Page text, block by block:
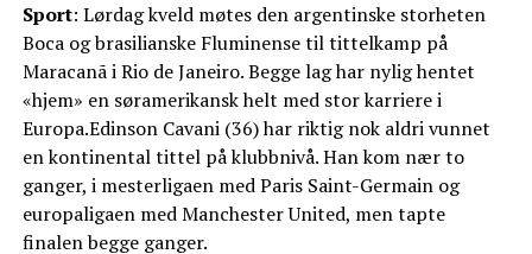
Sport: Lørdag kveld møtes den argentinske storheten
Boca og brasilianske Fluminense til tittelkamp på
Maracanã i Rio de Janeiro. Begge lag har nylig hentet
«hjem» en søramerikansk helt med stor karriere i
Europa.Edinson Cavani (36) har riktig nok aldri vunnet
en kontinental tittel på klubbnivå. Han kom nær to
ganger, i mesterligaen med Paris Saint-Germain og
europaligaen med Manchester United, men tapte
finalen begge ganger.